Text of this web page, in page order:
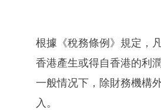
根據《稅務條例》規定，
香港產生或得自香港的利
一般情况下，除財務機構
入。